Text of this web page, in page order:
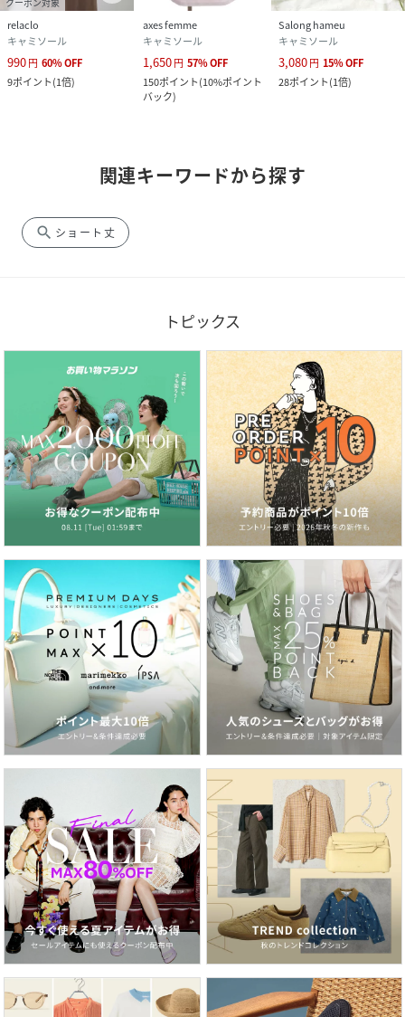
relaclo
キャミソール
990円 60%OFF
9ポイント(1倍)
axes femme
キャミソール
1,650円 57%OFF
150ポイント(10%ポイント
バック)
Salong hameu
キャミソール
3,080円 15%OFF
28ポイント(1倍)
関連キーワードから探す
search ショート丈
トピックス